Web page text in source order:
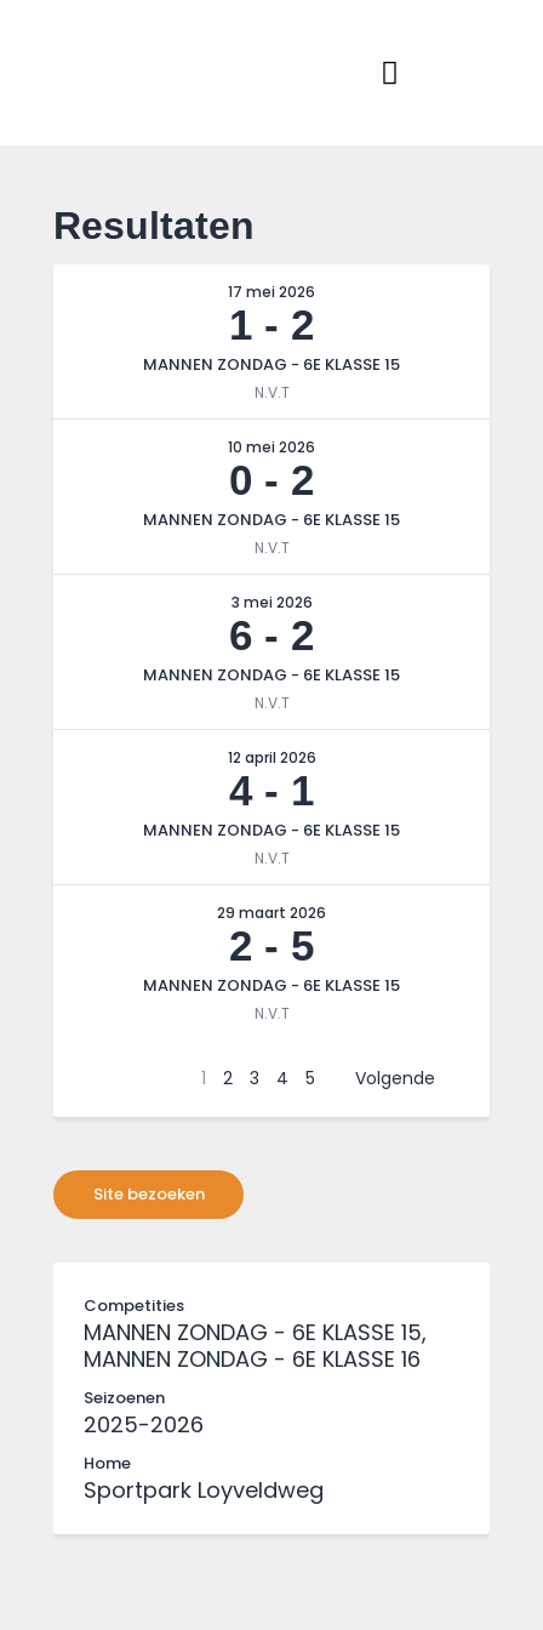
Contact
Foto album
Resultaten
17 mei 2026
1 - 2
MANNEN ZONDAG - 6E KLASSE 15
N.V.T
10 mei 2026
0 - 2
MANNEN ZONDAG - 6E KLASSE 15
N.V.T
3 mei 2026
6 - 2
MANNEN ZONDAG - 6E KLASSE 15
N.V.T
12 april 2026
4- 1
MANNEN ZONDAG - 6E KLASSE 15
N.V.T
29 maart 2026
2 - 5
MANNEN ZONDAG - 6E KLASSE 15
N.V.T
1 2 3 4 5 Volgende
Competities
MANNEN ZONDAG - 6E KLASSE 15,
MANNEN ZONDAG - 6E KLASSE 16
Seizoenen
2025-2026
Home
Sportpark Loyveldweg